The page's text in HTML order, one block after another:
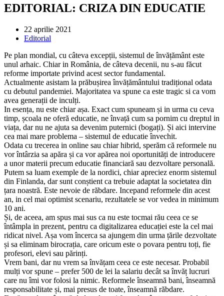
EDITORIAL: CRIZA DIN EDUCATIE
Post
published:
22 aprilie 2021
Post
Editorial
Pe plan mondial, cu câteva excepții, sistemul de învățământ este
unul arhaic. Chiar in România, de câteva decenii, nu s-au făcut
reforme importate privind acest sector fundamental.
Actualmente asistam la prăbușirea învățământului tradițional odata
cu debutul pandemiei. Majoritatea va spune ca este tragic si ca vom
avea generații de inculți.
In esența, nu este chiar așa. Exact cum spuneam și in urma cu ceva
timp, școala ne oferă educatie, ne învață cum sa pornim cu dreptul in
viața, dar nu ne ajuta sa devenim puternici (bogați). Și aici intervine
cea mai mare problema – sistemul de educatie învechit.
Odata cu trecerea in online sau chiar hibrid, sperăm că reformele nu
vor întârzia sa apăra și ca vor apărea noi oportunități de introducere
a unor materii precum educatie financiară sau dezvoltare personală.
Putem sa luam exemple de la nordici, chiar apreciez enorm sistemul
din Finlanda, dar sunt conștient ca trebuie adaptat la societatea din
țara noastră. Este nevoie de răbdare. Incepand reformele din acest
an, in cel mai optimist scenariu, rezultatele se vor vedea in minimum
10 ani.
Și, de aceea, am spus mai sus ca nu este tocmai rău ceea ce se
întâmpla in prezent, pentru ca digitalizarea educației este la cel mai
ridicat nivel. Așa vom încerca sa ajungem din urma țările dezvoltate
și sa eliminam birocrația, care oricum este o povara pentru toți, fie
profesori, elevi sau părinți.
Vrem bani, dar nu vrem sa învățam ceea ce este necesar. Probabil
mulți vor spune – prefer 500 de lei la salariu decât sa învăț lucruri
care nu îmi vor folosi la nimic. Reformele înseamnă bani, înseamnă
responsabilitate și, mai presus de toate, înseamnă răbdare.